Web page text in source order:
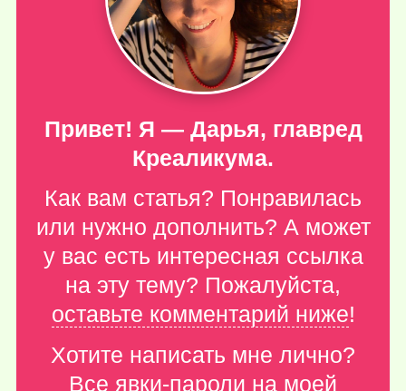
Привет! Я — Дарья, главред
Креаликума.
Как вам статья? Понравилась
или нужно дополнить? А может
у вас есть интересная ссылка
на эту тему? Пожалуйста,
оставьте комментарий ниже!
Хотите написать мне лично?
Все явки-пароли на моей